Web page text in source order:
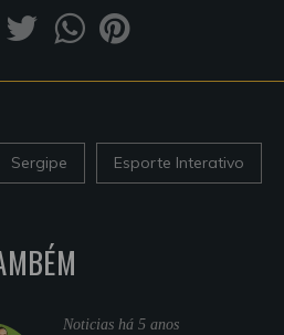
Sergipe Esporte Interativo
Noticias há 5 anos